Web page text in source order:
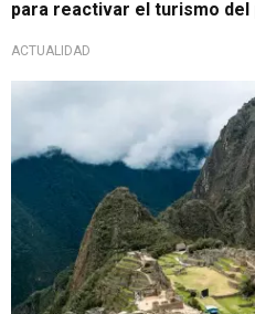
para reactivar el turismo del
ACTUALIDAD